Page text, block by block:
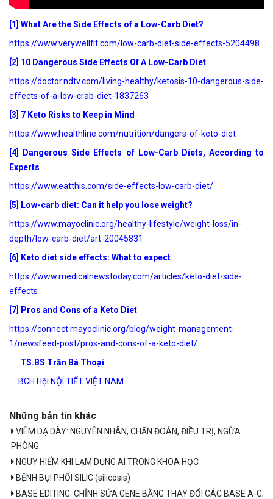
[1] What Are the Side Effects of a Low-Carb Diet?
https://www.verywellfit.com/low-carb-diet-side-effects-5204498
[2] 10 Dangerous Side Effects Of A Low-Carb Diet
https://doctor.ndtv.com/living-healthy/ketosis-10-dangerous-side-
effects-of-a-low-crab-diet-1837263
[3] 7 Keto Risks to Keep in Mind
https://www.healthline.com/nutrition/dangers-of-keto-diet
[4] Dangerous Side Effects of Low-Carb Diets, According to
Experts
https://www.eatthis.com/side-effects-low-carb-diet/
[5] Low-carb diet: Can it help you lose weight?
https://www.mayoclinic.org/healthy-lifestyle/weight-loss/in-
depth/low-carb-diet/art-20045831
[6] Keto diet side effects: What to expect
https://www.medicalnewstoday.com/articles/keto-diet-side-
effects
[7] Pros and Cons of a Keto Diet
https://connect.mayoclinic.org/blog/weight-management-
1/newsfeed-post/pros-and-cons-of-a-keto-diet/
TS.BS Trần Bá Thoại
BCH Hội NỘI TIẾT VIỆT NAM
Những bản tin khác
VIÊM DẠ DÀY: NGUYÊN NHÂN, CHẨN ĐOÁN, ĐIỀU TRỊ, NGỪA
PHÒNG
NGUY HIỂM KHI LẠM DỤNG AI TRONG KHOA HỌC
BỆNH BỤI PHỔI SILIC (silicosis)
BASE EDITING: CHỈNH SỬA GENE BẰNG THAY ĐỔI CÁC BASE A-G;